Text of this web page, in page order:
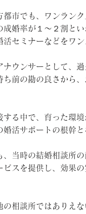
都市でも、ワンラン
成婚率が１～２割と
活セミナーなどをワ
ナウンサーとして、
ち前の勘の良さから
する中で、育った環
婚活サポートの根幹と
、当時の結婚相談所
ビスを提供し、効果
の相談所ではありえ